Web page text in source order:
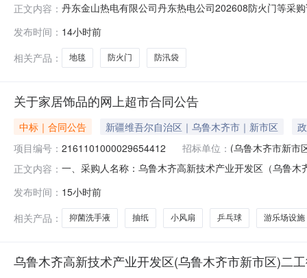
正文内容： 丹东金山热电有限公司丹东热电公司202608防火门等采
1、供应商提交报价即视为无条件响应采购方的技术要求
发布时间： 14小时前
相关产品：
地毯 防火门 防汛袋
关于家居饰品的网上超市合同公告
中标｜合同公告 新疆维吾尔自治区｜乌鲁木齐市｜新市区
项目编号： 2161101000029654412 招标单位： (乌鲁木齐市新市
正文内容： 一、采购人名称：乌鲁木齐高新技术产业开发区（乌鲁
项名称规格型号单位数量单价(元)总价(元)1无型号家居
发布时间： 15小时前
相关产品：
抑菌洗手液 抽纸 小风扇 乒乓球 游乐场设施
乌鲁木齐高新技术产业开发区(乌鲁木齐市新市区)二